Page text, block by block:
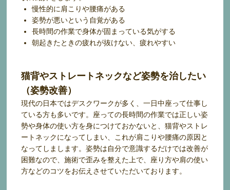
慢性的に肩こりや腰痛がある
姿勢が悪いという自覚がある
長時間の作業で身体が固まっている気がする
朝起きたときの疲れが抜けない、疲れやすい
猫背やストレートネックなど姿勢を治したい
（姿勢改善）
現代の日本ではデスクワークが多く、一日中座って仕事し
ている方も多いです。座っての長時間の作業では正しい姿
勢や身体の使い方を身につけておかないと、猫背やストレ
ートネックになってしまい、これが肩こりや腰痛の原因と
なってしまします。姿勢は自分で意識するだけでは改善が
困難なので、施術で歪みを整えた上で、座り方や肩の使い
方などのコツをお伝えさせていただいております。